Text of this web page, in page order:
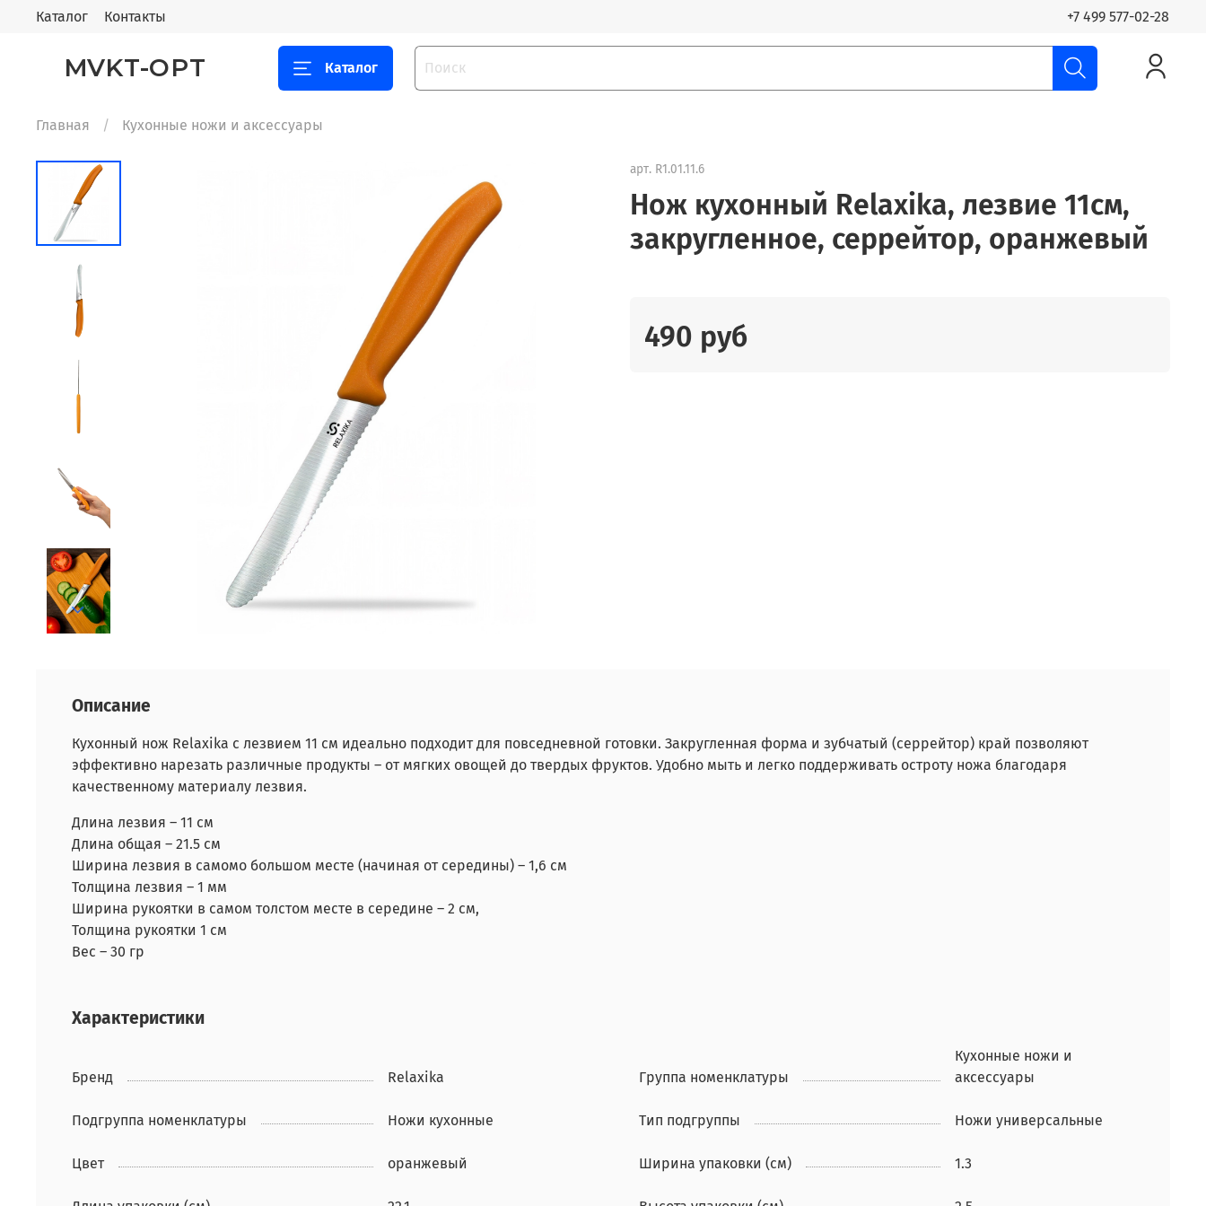
Каталог Контакты +7 499 577-02-28
MVKT-OPT Каталог
Главная Кухонные ножи и аксессуары
арт. R1.01.11.6
Нож кухонный Relaxika, лезвие 11см,
закругленное, серрейтор, оранжевый
490 руб
Описание
Кухонный нож Relaxika с лезвием 11 см идеально подходит для повседневной готовки. Закругленная форма и зубчатый (серрейтор) край позволяют
эффективно нарезать различные продукты – от мягких овощей до твердых фруктов. Удобно мыть и легко поддерживать остроту ножа благодаря
качественному материалу лезвия.
Длина лезвия – 11 см
Длина общая – 21.5 см
Ширина лезвия в самомо большом месте (начиная от середины) – 1,6 см
Толщина лезвия – 1 мм
Ширина рукоятки в самом толстом месте в середине – 2 см,
Толщина рукоятки 1 см
Вес – 30 гр
Характеристики
Бренд Relaxika Группа номенклатуры
Кухонные ножи и
аксессуары
Подгруппа номенклатуры Ножи кухонные Тип подгруппы Ножи универсальные
Цвет оранжевый Ширина упаковки (см) 1.3